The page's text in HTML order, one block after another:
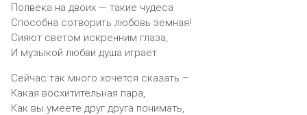
Полвека на двоих — такие чудеса
Способна сотворить любовь земная!
Сияют светом искренним глаза,
И музыкой любви душа играет.
Сейчас так много хочется сказать –
Какая восхитительная пара,
Как вы умеете друг друга понимать,